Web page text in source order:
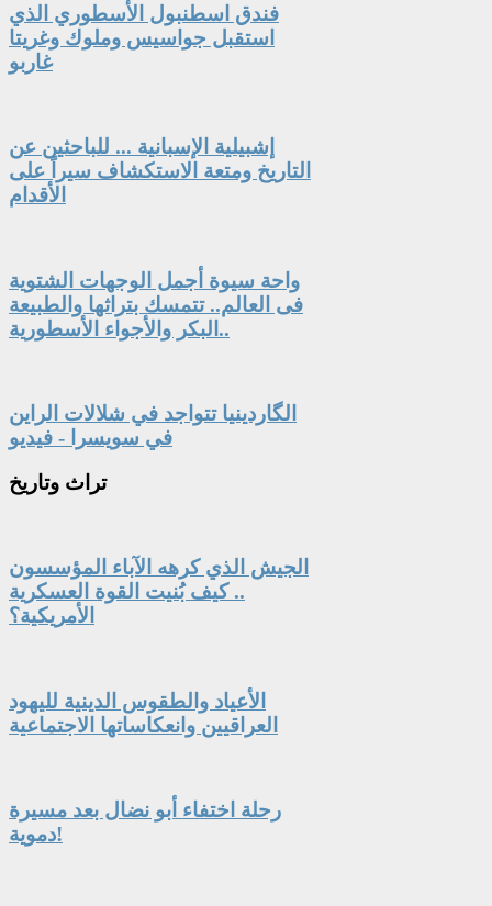
فندق اسطنبول الأسطوري الذي
استقبل جواسيس وملوك وغريتا
غاربو
إشبيلية الإسبانية ... للباحثين عن
التاريخ ومتعة الاستكشاف سيراً على
الأقدام
واحة سيوة أجمل الوجهات الشتوية
فى العالم.. تتمسك بتراثها والطبيعة
البكر والأجواء الأسطورية..
الگاردينيا تتواجد في شلالات الراين
في سويسرا - فيديو
تراث وتاريخ
الجيش الذي كرهه الآباء المؤسسون
.. كيف بُنيت القوة العسكرية
الأمريكية؟
الأعياد والطقوس الدينية لليهود
العراقيين وانعكاساتها الاجتماعية
رحلة اختفاء أبو نضال بعد مسيرة
دموية!